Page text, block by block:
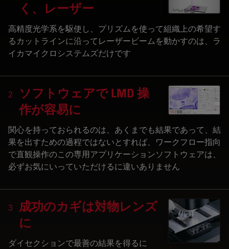
く、レーザー
高精度光学系を駆使し、プリズムを使って組織上の希望す
るカットラインに沿ってレーザービームを動かすのは、ラ
イカマイクロシステムズだけです
2
ソフトウェアで LMD 操
作が容易に
関心を持っておられるのは、あくまでも結果であって、結
果を出すための過程ではないとすれば、ワークフロー指向
で直観操作のこの専用アプリケーションソフトウェアは、
必ずお気にいっていただけるに違いありません
3
成功のカギは対物レンズ
に
ダイセクションで最善の結果を得るに